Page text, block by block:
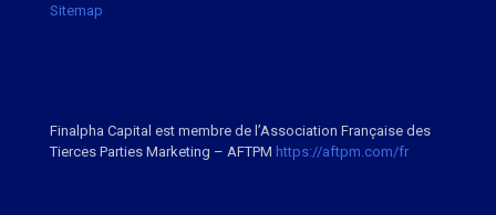
Sitemap
Finalpha Capital est membre de l’Association Française des
Tierces Parties Marketing – AFTPM https://aftpm.com/fr